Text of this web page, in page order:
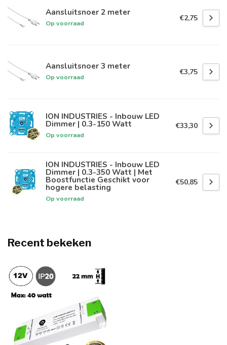
Aansluitsnoer 2 meter
Op voorraad
€2,75
Aansluitsnoer 3 meter
Op voorraad
€3,75
ION INDUSTRIES - Inbouw LED
Dimmer | 0.3-150 Watt
Op voorraad
€33,30
ION INDUSTRIES - Inbouw LED
Dimmer | 0.3-350 Watt | Met
Boostfunctie Geschikt voor
hogere belasting
Op voorraad
€50,85
Recent bekeken